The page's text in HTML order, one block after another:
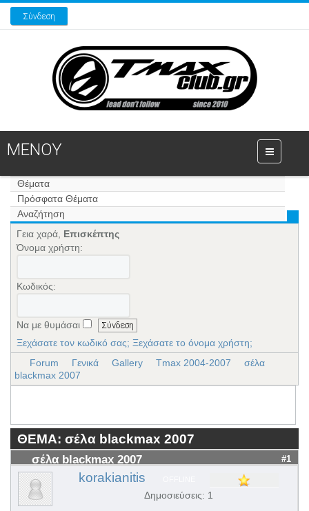
Σύνδεση
ΜΕΝΟΥ
Θέματα
Πρόσφατα Θέματα
Αναζήτηση
Γεια χαρά, Επισκέπτης
Όνομα χρήστη:
Κωδικός:
Να με θυμάσαι
Ξεχάσατε τον κωδικό σας; Ξεχάσατε το όνομα χρήστη;
Forum
Γενικά Gallery Tmax 2004-2007
σέλα
blackmax 2007
ΘΕΜΑ: σέλα blackmax 2007
σέλα blackmax 2007 #1
korakianitis
Δημοσιεύσεις: 1